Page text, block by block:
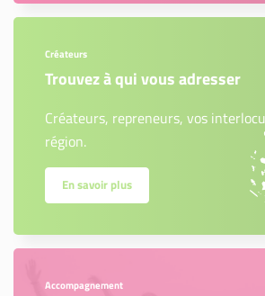
Créateurs
Trouvez à qui vous adresser
Créateurs, repreneurs, vos
région.
En savoir plus
Accompagnement